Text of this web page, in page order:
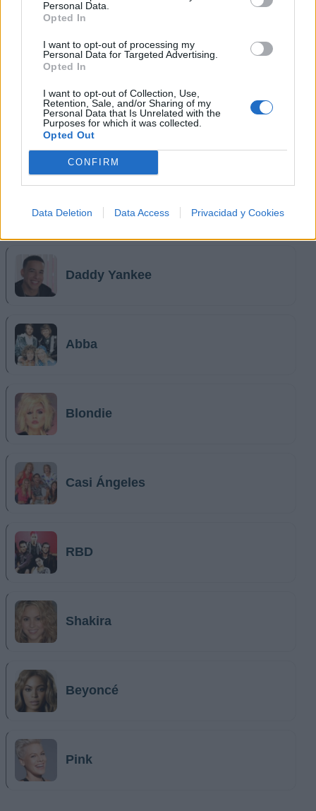
Personal Data.
Opted In
I want to opt-out of processing my
Personal Data for Targeted Advertising.
Opted In
I want to opt-out of Collection, Use,
Retention, Sale, and/or Sharing of my
Personal Data that Is Unrelated with the
Purposes for which it was collected.
Opted Out
CONFIRM
Data Deletion Data Access Privacidad y Cookies
Daddy Yankee
Abba
Blondie
Casi Ángeles
RBD
Shakira
Beyoncé
Pink